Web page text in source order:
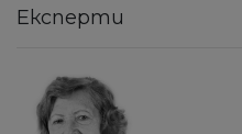
Експерти